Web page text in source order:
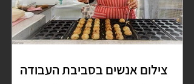
צילום אנשים בסביבת העבודה